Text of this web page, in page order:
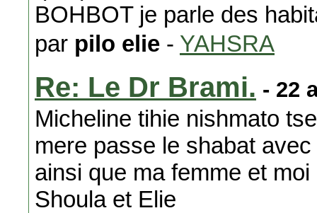
BOHBOT je parle des
par pilo elie - YAHSRA
Re: Le Dr Brami. - 22
Micheline tihie nishmato
mere passe le shabat
ainsi que ma femme et
Shoula et Elie